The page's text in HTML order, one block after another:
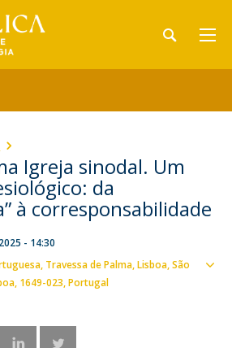
Igreja sinodal. Um
da
à corresponsabilidade
- 14:30
Travessa de Palma Lisboa São
1649-023 Portugal